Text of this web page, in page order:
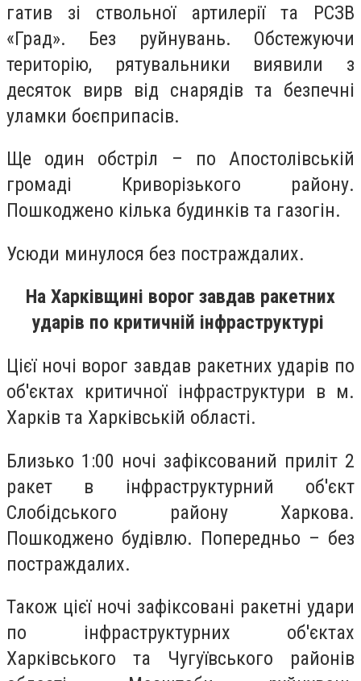
гатив зі ствольної артилерії та РСЗВ
«Град». Без руйнувань. Обстежуючи
територію, рятувальники виявили з
десяток вирв від снарядів та безпечні
уламки боєприпасів.
Ще один обстріл – по Апостолівській
громаді Криворізького району.
Пошкоджено кілька будинків та газогін.
Усюди минулося без постраждалих.
На Харківщині ворог завдав ракетних
ударів по критичній інфраструктурі
Цієї ночі ворог завдав ракетних ударів по
об'єктах критичної інфраструктури в м.
Харків та Харківській області.
Близько 1:00 ночі зафіксований приліт 2
ракет в інфраструктурний об'єкт
Слобідського району Харкова.
Пошкоджено будівлю. Попередньо – без
постраждалих.
Також цієї ночі зафіксовані ракетні удари
по інфраструктурних об'єктах
Харківського та Чугуївського районів